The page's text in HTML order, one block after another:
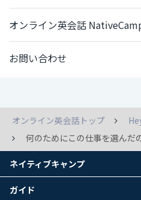
オンライン英会話
お問い合わせ
オンライン英会話トップ
何のためにこの仕事を選んだ
ネイティブキャンプ
ガイド